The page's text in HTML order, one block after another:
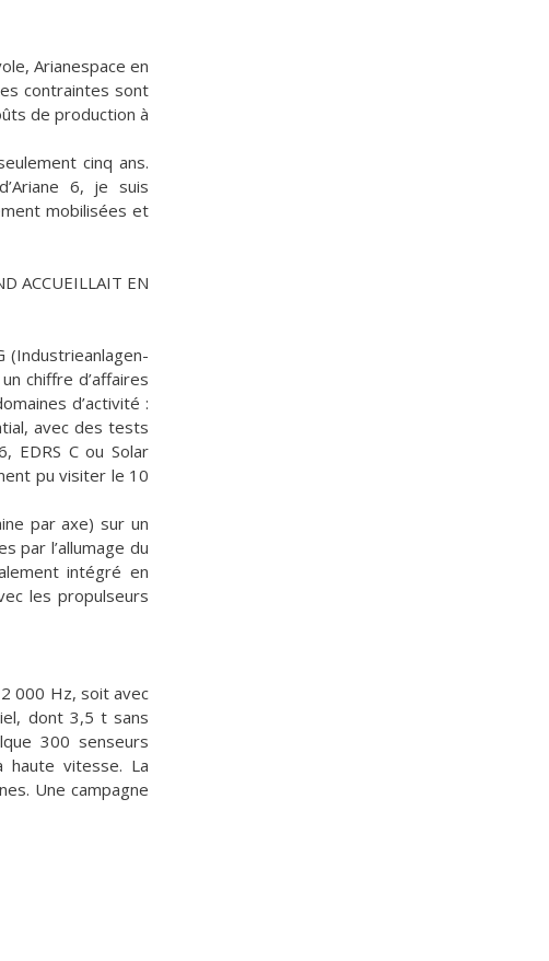
Arianespace en
contraintes sont
de production à
cinq ans.
6, je suis
mobilisées et
ACCUEILLAIT EN
(Industrieanlagen-
chiffre d’affaires
d’activité :
avec des tests
EDRS C ou Solar
pu visiter le 10
par axe) sur un
par l’allumage du
intégré en
les propulseurs
000 Hz, soit avec
dont 3,5 t sans
300 senseurs
haute vitesse. La
Une campagne